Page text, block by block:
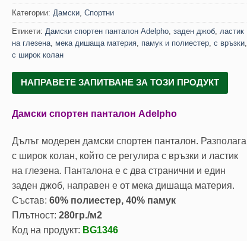
Категории: Дамски, Спортни
Етикети: Дамски спортен панталон Adelpho, заден джоб, ластик
на глезена, мека дишаща материя, памук и полиестер, с връзки,
с широк колан
НАПРАВЕТЕ ЗАПИТВАНЕ ЗА ТОЗИ ПРОДУКТ
Дамски спортен панталон Adelpho
Дълъг модерен дамски спортен панталон. Разполага
с широк колан, който се регулира с връзки и ластик
на глезена. Панталона е с два странични и един
заден джоб, направен е от мека дишаща материя.
Състав: 60% полиестер, 40% памук
Плътност: 280гр./м2
Код на продукт: BG1346